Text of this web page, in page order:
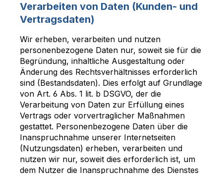
Verarbeiten von Daten (Kunden- und
Vertragsdaten)
Wir erheben, verarbeiten und nutzen
personenbezogene Daten nur, soweit sie für die
Begründung, inhaltliche Ausgestaltung oder
Änderung des Rechtsverhältnisses erforderlich
sind (Bestandsdaten). Dies erfolgt auf Grundlage
von Art. 6 Abs. 1 lit. b DSGVO, der die
Verarbeitung von Daten zur Erfüllung eines
Vertrags oder vorvertraglicher Maßnahmen
gestattet. Personenbezogene Daten über die
Inanspruchnahme unserer Internetseiten
(Nutzungsdaten) erheben, verarbeiten und
nutzen wir nur, soweit dies erforderlich ist, um
dem Nutzer die Inanspruchnahme des Dienstes